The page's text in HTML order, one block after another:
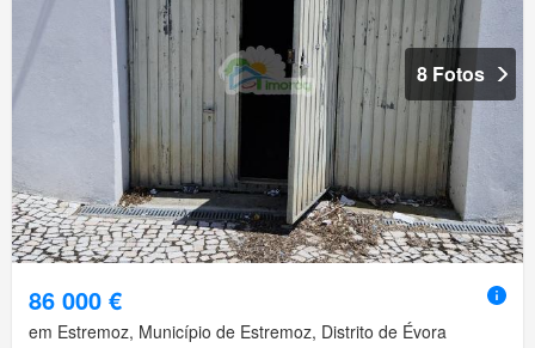
8 Fotos
86 000 €
em Estremoz, Município de Estremoz, Distrito de Évora